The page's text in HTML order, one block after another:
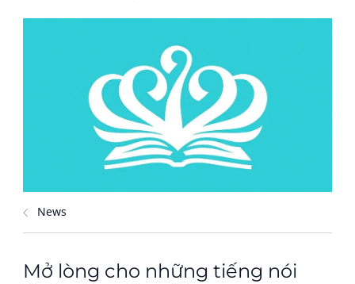
News
Mở lòng cho những tiếng nói